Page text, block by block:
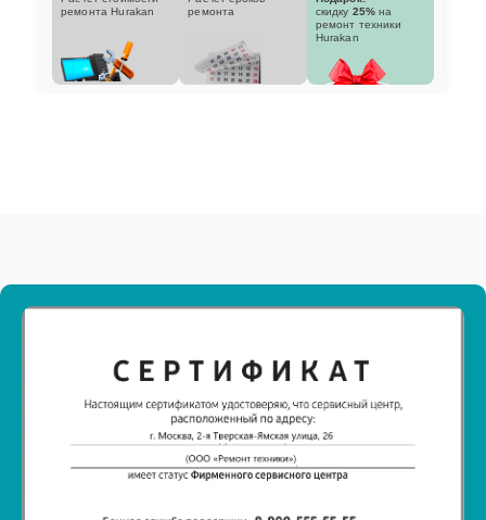
ремонта Hurakan
ремонта
скидку 25% на
ремонт техники
Hurakan